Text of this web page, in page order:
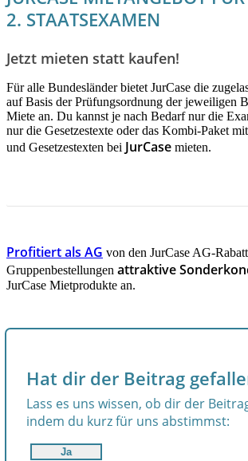
2. STAATSEXAMEN
Jetzt mieten statt kaufen!
Für alle Bundesländer bietet JurCase die
auf Basis der Prüfungsordnung der jeweiligen
Miete an. Du kannst je nach Bedarf nur die
nur die Gesetzestexte oder das Kombi-Paket
und Gesetzestexten bei JurCase mieten.
Profitiert als AG von den JurCase AG-
Gruppenbestellungen attraktive
JurCase Mietprodukte an.
Hat dir der Beitrag
Lass es uns wissen, ob dir der
indem du kurz für uns abstimmst:
Ja